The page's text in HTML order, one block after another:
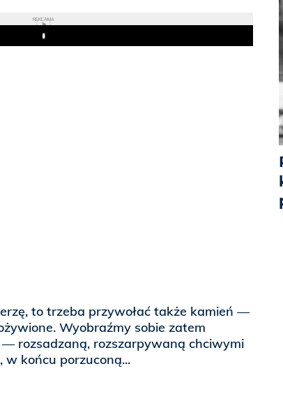
REKLAMA
Play
to trzeba przywołać także kamień —
Wyobraźmy sobie zatem
— rozsadzaną, rozszarpywaną chciwymi
w końcu porzuconą...